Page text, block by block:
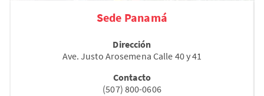
Sede Panamá
Dirección
Ave. Justo Arosemena Calle 40 y 41
Contacto
(507) 800-0606